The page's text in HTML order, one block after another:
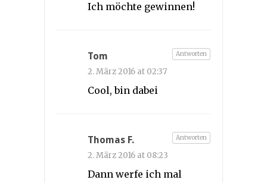
Ich möchte gewinnen!
Tom
2. März 2016 at 02:37
Cool, bin dabei
Antworten
Thomas F.
2. März 2016 at 08:23
Dann werfe ich mal
Antworten